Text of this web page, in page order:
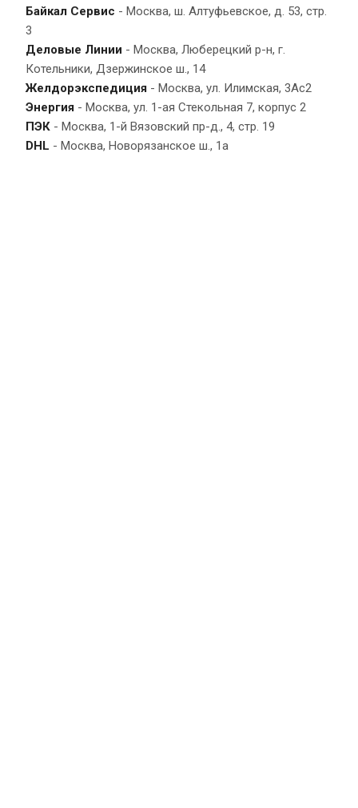
Байкал Сервис - Москва, ш. Алтуфьевское, д. 53, стр.
3
Деловые Линии - Москва, Люберецкий р-н, г.
Котельники, Дзержинское ш., 14
Желдорэкспедиция - Москва, ул. Илимская, 3Ас2
Энергия - Москва, ул. 1-ая Стекольная 7, корпус 2
ПЭК - Москва, 1-й Вязовский пр-д., 4, стр. 19
DHL - Москва, Новорязанское ш., 1а